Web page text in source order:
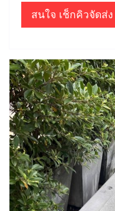
สนใจ เช็กคิวจัดส่ง